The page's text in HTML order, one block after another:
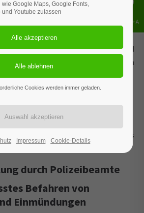
den Terminen 17.02.2026, 07.04.2026 und
Das nächste Ereignis findet statt am
durch Lichtzeichen
Anhalten oder Weiterfahren, Gelbes
Grünpfeil.
durch Polizeibeamte
Befahren von
Einmündungen
wie Google Maps, Google Fonts,
und Youtube zulassen
Cookies werden immer geladen.
Impressum Cookie-Details
Shift+Alt+A